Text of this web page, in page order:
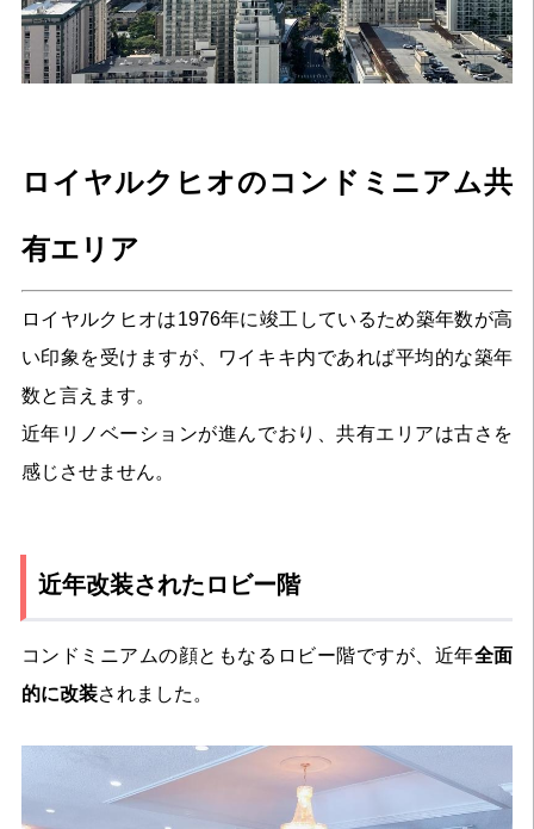
ロイヤルクヒオのコンドミニアム共
有エリア
ロイヤルクヒオは1976年に竣工しているため築年数が高
い印象を受けますが、ワイキキ内であれば平均的な築年
数と言えます。
近年リノベーションが進んでおり、共有エリアは古さを
感じさせません。
近年改装されたロビー階
コンドミニアムの顔ともなるロビー階ですが、近年全面
的に改装されました。